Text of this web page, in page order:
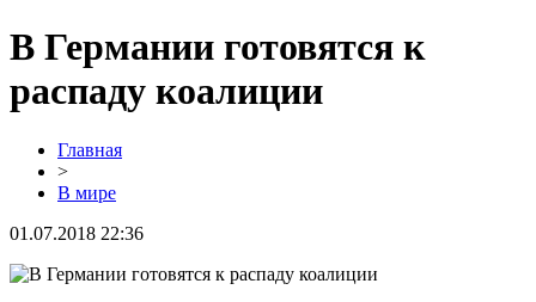
В Германии готовятся к
распаду коалиции
Главная
>
В мире
01.07.2018 22:36